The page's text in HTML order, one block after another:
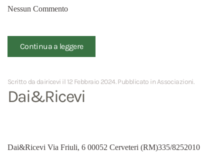
Nessun Commento
Continua a leggere
Scritto da dairicevi il 12 Febbraio 2024. Pubblicato inAssociazioni.
Dai&Ricevi
Dai&Ricevi Via Friuli, 6 00052 Cerveteri (RM)335/8252010